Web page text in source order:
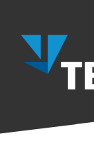
content